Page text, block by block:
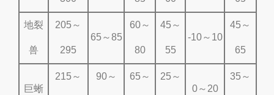
地裂
兽
205～
295
65～85
60～
80
45～
55
-10～10
45～
65
巨蜥
215～ 90～ 65～ 25～
0～20
35～